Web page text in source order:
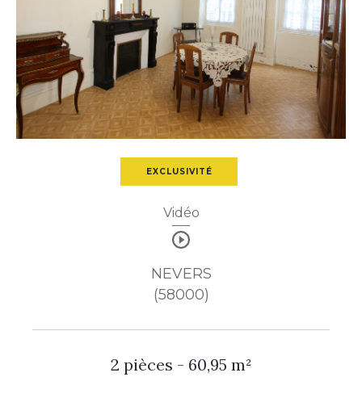
EXCLUSIVITÉ
Vidéo
NEVERS
(58000)
2 pièces - 60,95 m²
Pièces
2 3 4
Ville
CRITÈRES